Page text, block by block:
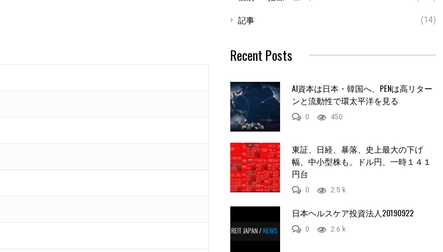
記事 (14)
Recent Posts
AI資本は日本・韓国へ、PENは高リター
ンと流動性で環太平洋を見る
0 450
東証、日経、暴落、史上最大の下げ
幅、中小型株も。ドル円、一時１４１
円台
0 2.5 k
日本ヘルスケア投資法人20190922
0 2.6 k